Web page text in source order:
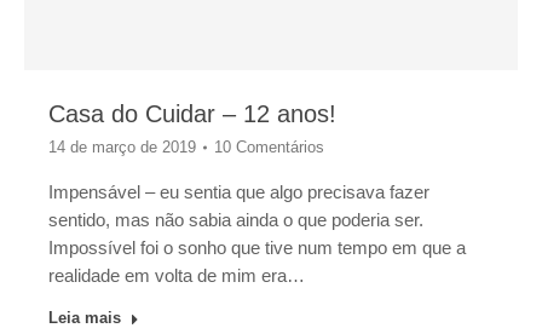
Casa do Cuidar – 12 anos!
14 de março de 2019 10 Comentários
Impensável – eu sentia que algo precisava fazer
sentido, mas não sabia ainda o que poderia ser.
Impossível foi o sonho que tive num tempo em que a
realidade em volta de mim era…
Leia mais